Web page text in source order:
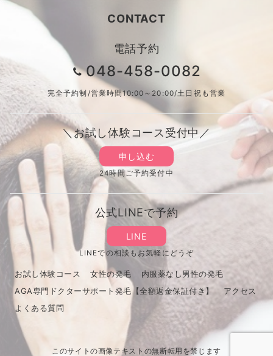
CONTACT
電話予約
048-458-0082
完全予約制/営業時間10:00～20:00/土日祝も営業
＼お試し体験コース受付中／
申し込む
24時間ご予約受付中
公式LINEで予約
LINE
LINEでの相談もお気軽にどうぞ
お試し体験コース 女性の発毛
内服薬なし男性の発毛
AGA専門ドクターサポート発毛【全額返金保証付き】
アクセス
よくある質問
このサイトの画像テキストの無断転用を禁じます